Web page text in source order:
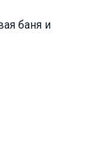
баня и